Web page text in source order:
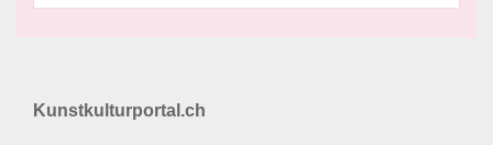
Kunstkulturportal.ch